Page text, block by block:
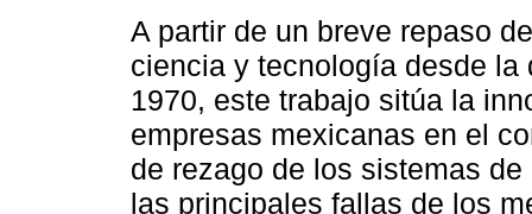
A partir de un breve repaso
ciencia y tecnología desde la
1970, este trabajo sitúa la
empresas mexicanas en el
de rezago de los sistemas
las principales fallas de los